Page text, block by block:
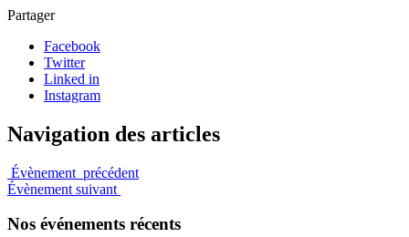
Partager
Facebook
Twitter
Linked in
Instagram
Navigation des articles
Évènement précédent
Évènement suivant
Nos événements récents